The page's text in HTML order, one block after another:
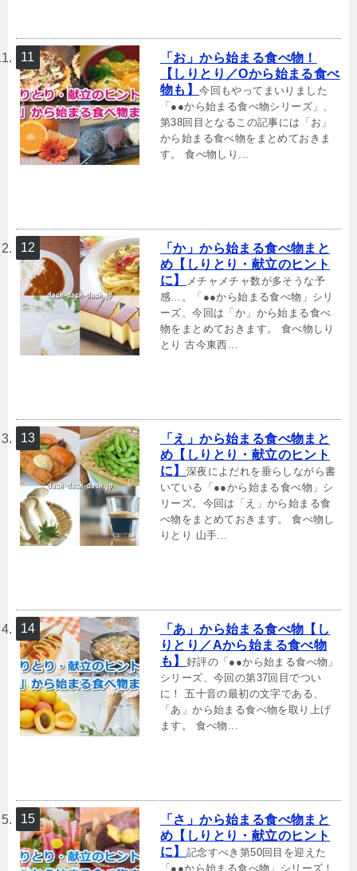
「お」から始まる食べ物！
【しりとり／Oから始まる食べ
物も】今回もやってまいりました
「●●から始まる食べ物シリーズ」、
第38回目となるこの記事には「お」
から始まる食べ物をまとめておきま
す。 食べ物しり...
「か」から始まる食べ物まと
め【しりとり・献立のヒント
に】
メチャメチャ数が多そうな予
感…。「●●から始まる食べ物」シリ
ーズ、今回は「か」から始まる食べ
物をまとめておきます。 食べ物しり
とり 古今東西...
「え」から始まる食べ物まと
め【しりとり・献立のヒント
に】 深夜によだれを垂らしながら書
いている「●●から始まる食べ物」シ
リーズ。今回は「え」から始まる食
べ物をまとめておきます。 食べ物し
りとり 山手...
「あ」から始まる食べ物【し
りとり／Aから始まる食べ物
も】 好評の「●●から始まる食べ物」
シリーズ、今回の第37回目でつい
に！ 五十音の最初の文字である、
「あ」から始まる食べ物を取り上げ
ます。 食べ物...
「さ」から始まる食べ物まと
め【しりとり・献立のヒント
に】 記念すべき第50回目を迎えた
「●●から始まる食べ物」シリーズ！